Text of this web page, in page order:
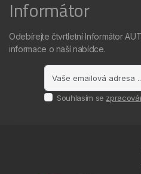
Informátor
Odebírejte čtvrtletní Informátor
informace o naší nabídce.
Souhlasím se